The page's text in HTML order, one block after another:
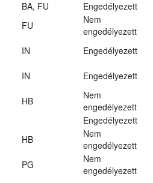
BA, FU
Engedélyezett
FU
Nem
engedélyezett
IN
Engedélyezett
IN Engedélyezett
HB
Nem
engedélyezett
Engedélyezett
HB
Nem
engedélyezett
PG
Nem
engedélyezett